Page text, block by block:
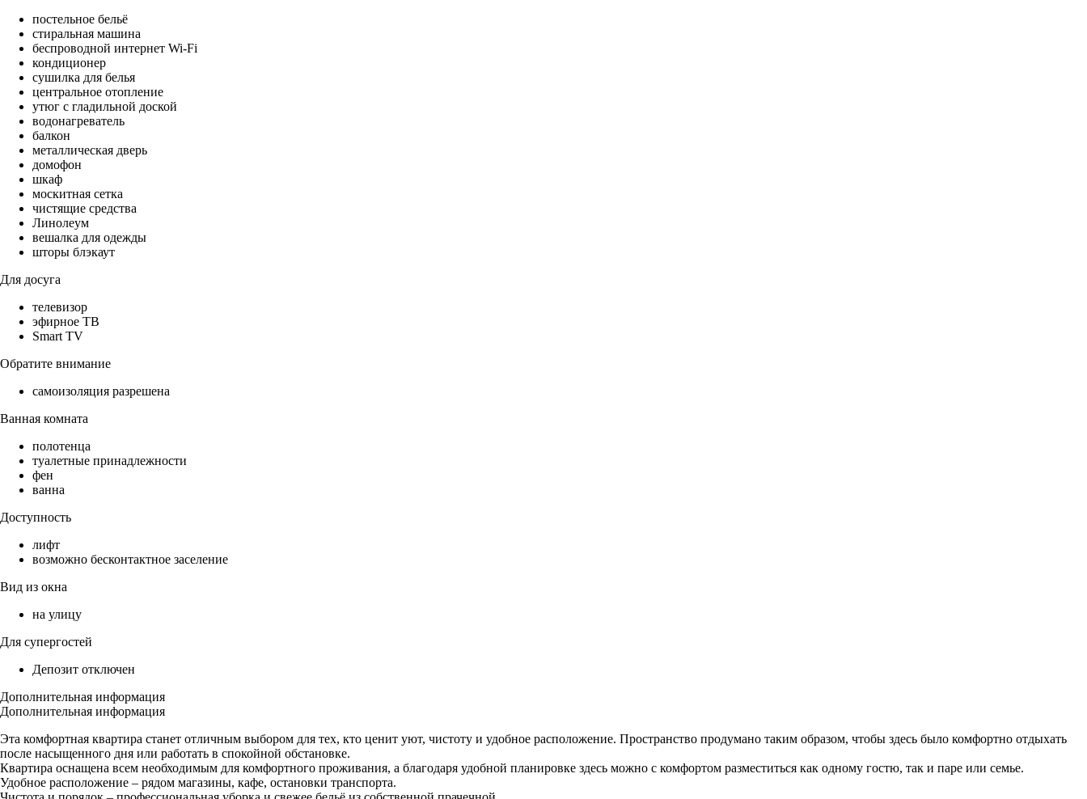
постельное бельё
стиральная машина
беспроводной интернет Wi-Fi
кондиционер
сушилка для белья
центральное отопление
утюг с гладильной доской
водонагреватель
балкон
металлическая дверь
домофон
шкаф
москитная сетка
чистящие средства
Линолеум
вешалка для одежды
шторы блэкаут
Для досуга
телевизор
эфирное ТВ
Smart TV
Обратите внимание
самоизоляция разрешена
Ванная комната
полотенца
туалетные принадлежности
фен
ванна
Доступность
лифт
возможно бесконтактное заселение
Вид из окна
на улицу
Для супергостей
Депозит отключен
Дополнительная информация
Дополнительная информация
Эта комфортная квартира станет отличным выбором для тех, кто ценит уют, чистоту и удобное расположение. Пространство продумано таким образом, чтобы здесь было комфортно отдыхать
после насыщенного дня или работать в спокойной обстановке.
Квартира оснащена всем необходимым для комфортного проживания, а благодаря удобной планировке здесь можно с комфортом разместиться как одному гостю, так и паре или семье.
Удобное расположение – рядом магазины, кафе, остановки транспорта.